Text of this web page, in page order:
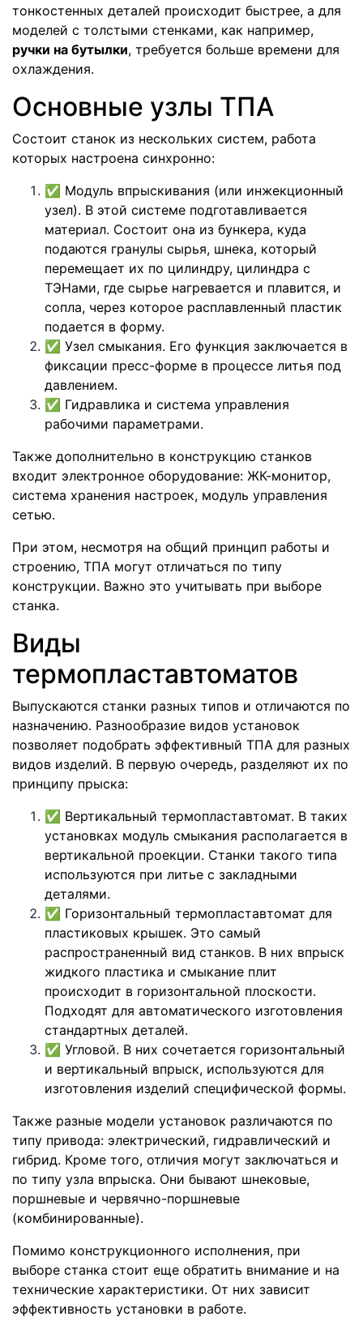
тонкостенных деталей происходит быстрее, а для
моделей с толстыми стенками, как например,
ручки на бутылки, требуется больше времени для
охлаждения.
Основные узлы ТПА
Состоит станок из нескольких систем, работа
которых настроена синхронно:
✅ Модуль впрыскивания (или инжекционный
узел). В этой системе подготавливается
материал. Состоит она из бункера, куда
подаются гранулы сырья, шнека, который
перемещает их по цилиндру, цилиндра с
ТЭНами, где сырье нагревается и плавится, и
сопла, через которое расплавленный пластик
подается в форму.
✅ Узел смыкания. Его функция заключается в
фиксации пресс-форме в процессе литья под
давлением.
✅ Гидравлика и система управления
рабочими параметрами.
Также дополнительно в конструкцию станков
входит электронное оборудование: ЖК-монитор,
система хранения настроек, модуль управления
сетью.
При этом, несмотря на общий принцип работы и
строению, ТПА могут отличаться по типу
конструкции. Важно это учитывать при выборе
станка.
Виды
термопластавтоматов
Выпускаются станки разных типов и отличаются по
назначению. Разнообразие видов установок
позволяет подобрать эффективный ТПА для разных
видов изделий. В первую очередь, разделяют их по
принципу прыска:
✅ Вертикальный термопластавтомат. В таких
установках модуль смыкания располагается в
вертикальной проекции. Станки такого типа
используются при литье с закладными
деталями.
✅ Горизонтальный термопластавтомат для
пластиковых крышек. Это самый
распространенный вид станков. В них впрыск
жидкого пластика и смыкание плит
происходит в горизонтальной плоскости.
Подходят для автоматического изготовления
стандартных деталей.
✅ Угловой. В них сочетается горизонтальный
и вертикальный впрыск, используются для
изготовления изделий специфической формы.
Также разные модели установок различаются по
типу привода: электрический, гидравлический и
гибрид. Кроме того, отличия могут заключаться и
по типу узла впрыска. Они бывают шнековые,
поршневые и червячно-поршневые
(комбинированные).
Помимо конструкционного исполнения, при
выборе станка стоит еще обратить внимание и на
технические характеристики. От них зависит
эффективность установки в работе.